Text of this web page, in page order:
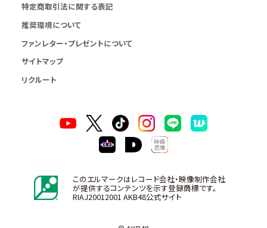
特定商取引法に関する表記
推奨環境について
ファンレター・プレゼントについて
サイトマップ
リクルート
このエルマークはレコード会社・映像制作会社
が提供するコンテンツを示す登録商標です。
RIAJ20012001 AKB48公式サイト